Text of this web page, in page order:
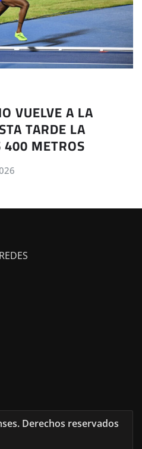
VUELVE A LA
TARDE LA
METROS
Derechos reservados